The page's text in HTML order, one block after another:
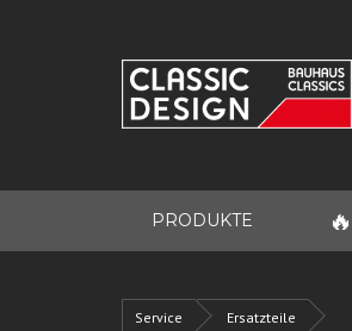
PRODUKTE 🔥
Service Ersatzteile